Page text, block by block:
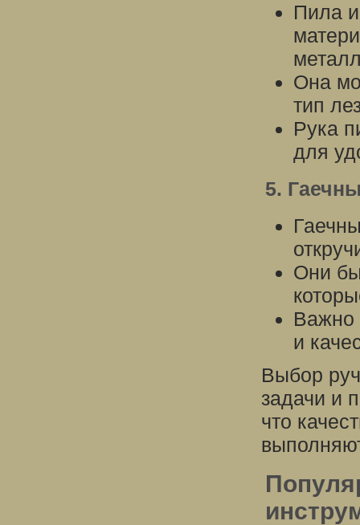
Пила
Она
тип
Рука
для
5.
Они
Важно
и
Выбор
задачи и
что